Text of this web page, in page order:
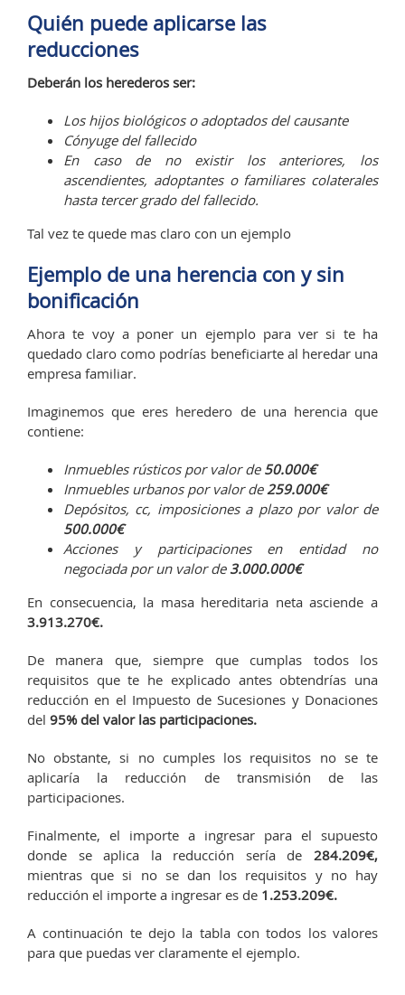
Quién puede aplicarse las
reducciones
Deberán los herederos ser:
Los hijos biológicos o adoptados del causante
Cónyuge del fallecido
En caso de no existir los anteriores, los
ascendientes, adoptantes o familiares colaterales
hasta tercer grado del fallecido.
Tal vez te quede mas claro con un ejemplo
Ejemplo de una herencia con y sin
bonificación
Ahora te voy a poner un ejemplo para ver si te ha
quedado claro como podrías beneficiarte al heredar una
empresa familiar.
Imaginemos que eres heredero de una herencia que
contiene:
Inmuebles rústicos por valor de50.000€
Inmuebles urbanos por valor de 259.000€
Depósitos, cc, imposiciones a plazo por valor de
500.000€
Acciones y participaciones en entidad no
negociada por un valor de 3.000.000€
En consecuencia, la masa hereditaria neta asciende a
3.913.270€.
De manera que, siempre que cumplas todos los
requisitos que te he explicado antes obtendrías una
reducción en el Impuesto de Sucesiones y Donaciones
del 95% del valor las participaciones.
No obstante, si no cumples los requisitos no se te
aplicaría la reducción de transmisión de las
participaciones.
Finalmente, el importe a ingresar para el supuesto
donde se aplica la reducción sería de 284.209€,
mientras que si no se dan los requisitos y no hay
reducción el importe a ingresar es de 1.253.209€.
A continuación te dejo la tabla con todos los valores
para que puedas ver claramente el ejemplo.